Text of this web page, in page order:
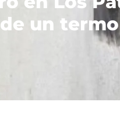
un